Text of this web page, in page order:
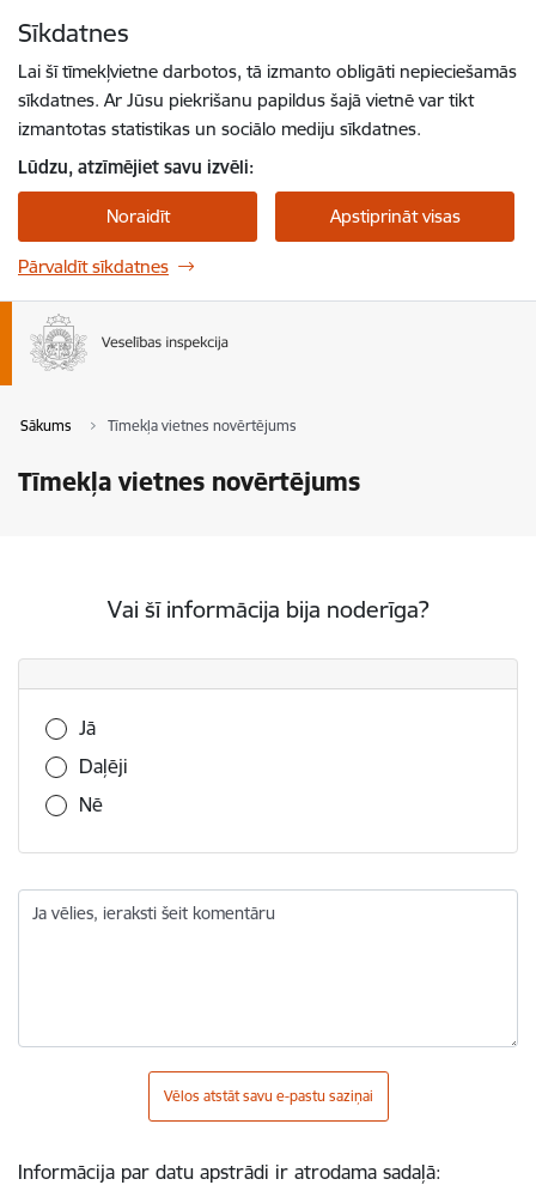
Sīkdatnes
Lai šī tīmekļvietne darbotos, tā izmanto obligāti nepieciešamās
sīkdatnes. Ar Jūsu piekrišanu papildus šajā vietnē var tikt
izmantotas statistikas un sociālo mediju sīkdatnes.
Lūdzu, atzīmējiet savu izvēli:
Noraidīt Apstiprināt visas
Pārvaldīt sīkdatnes
Sākums Tīmekļa vietnes novērtējums
Tīmekļa vietnes novērtējums
Vai šī informācija bija noderīga?
Vai šī informācija bija noderīga?
Jā
Daļēji
Nē
Ja vēlies, ieraksti šeit komentāru
Vēlos atstāt savu e-pastu saziņai
Informācija par datu apstrādi ir atrodama sadaļā: